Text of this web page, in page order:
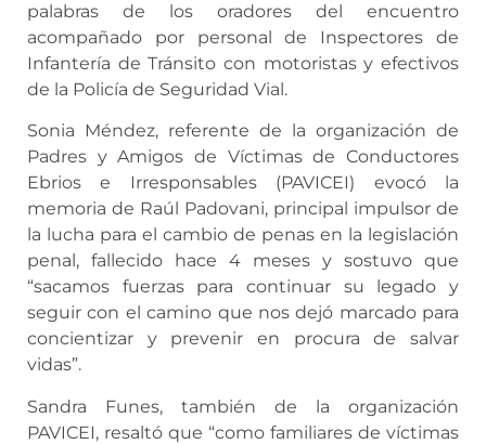
palabras de los oradores del encuentro
acompañado por personal de Inspectores de
Infantería de Tránsito con motoristas y efectivos
de la Policía de Seguridad Vial.
Sonia Méndez, referente de la organización de
Padres y Amigos de Víctimas de Conductores
Ebrios e Irresponsables (PAVICEI) evocó la
memoria de Raúl Padovani, principal impulsor de
la lucha para el cambio de penas en la legislación
penal, fallecido hace 4 meses y sostuvo que
“sacamos fuerzas para continuar su legado y
seguir con el camino que nos dejó marcado para
concientizar y prevenir en procura de salvar
vidas”.
Sandra Funes, también de la organización
PAVICEI, resaltó que “como familiares de víctimas